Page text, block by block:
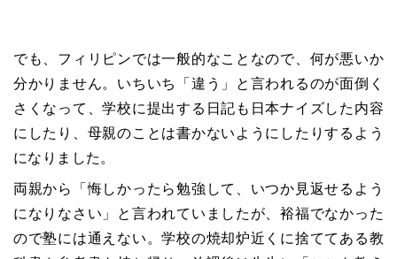
でも、フィリピンでは一般的なことなので、何が悪いか
分かりません。いちいち「違う」と言われるのが面倒く
さくなって、学校に提出する日記も日本ナイズした内容
にしたり、母親のことは書かないようにしたりするよう
になりました。
両親から「悔しかったら勉強して、いつか見返せるよう
になりなさい」と言われていましたが、裕福でなかった
ので塾には通えない。学校の焼却炉近くに捨ててある教